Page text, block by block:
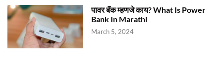
पावर बॅंक म्हणजे काय? What Is Power
Bank In Marathi
March 5, 2024